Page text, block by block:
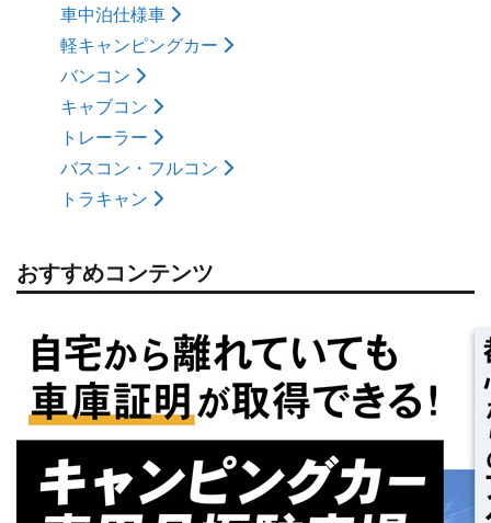
車中泊仕様車
軽キャンピングカー
バンコン
キャブコン
トレーラー
バスコン・フルコン
トラキャン
おすすめコンテンツ